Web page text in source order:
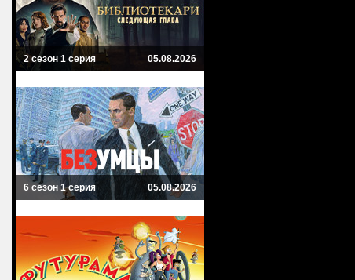
2 сезон 1 серия 05.08.2026
6 сезон 1 серия 05.08.2026